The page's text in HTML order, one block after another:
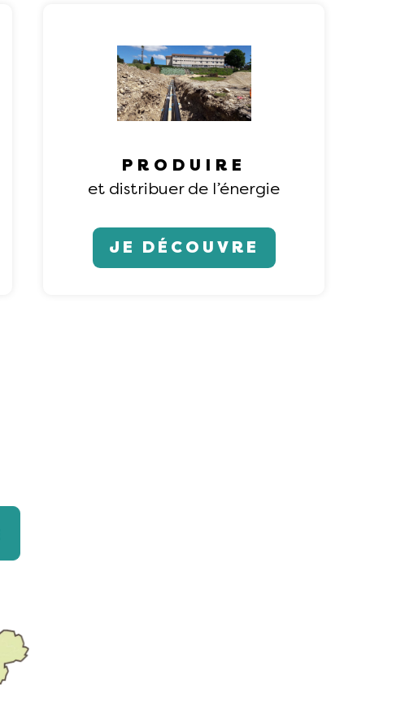
PRODUIRE
et distribuer de l’énergie
JE DÉCOUVRE